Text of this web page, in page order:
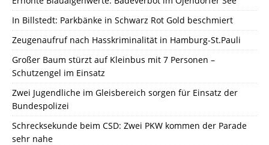
In Billstedt: Parkbänke in Schwarz Rot Gold beschmiert
Zeugenaufruf nach Hasskriminalität in Hamburg-St.Pauli
Großer Baum stürzt auf Kleinbus mit 7 Personen –
Schutzengel im Einsatz
Zwei Jugendliche im Gleisbereich sorgen für Einsatz der
Bundespolizei
Schrecksekunde beim CSD: Zwei PKW kommen der Parade
sehr nahe